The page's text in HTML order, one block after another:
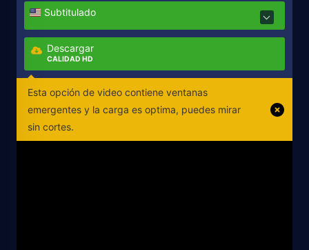
Subtitulado
Descargar
CALIDAD HD
Esta opción de video contiene ventanas
emergentes y la carga es optima, puedes mirar
sin cortes.